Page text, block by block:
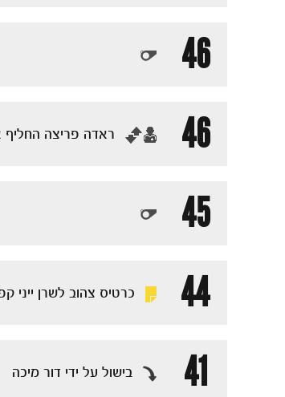
46
46
‏ראדה פריצה החליף
45
44
כרטיס צהוב לשרן ייני
41 בישול על ידי דור מיכה